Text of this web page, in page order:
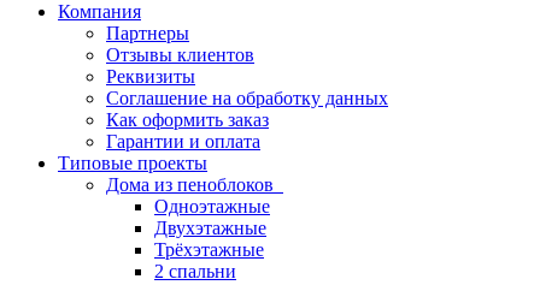
Компания
Партнеры
Отзывы клиентов
Реквизиты
Соглашение на обработку данных
Как оформить заказ
Гарантии и оплата
Типовые проекты
Дома из пеноблоков
Одноэтажные
Двухэтажные
Трёхэтажные
2 спальни